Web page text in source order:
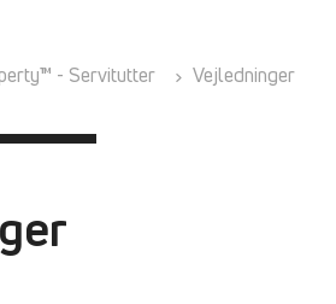
- Servitutter Vejledninger